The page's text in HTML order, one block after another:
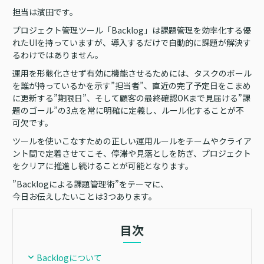
担当は濱田です。
プロジェクト管理ツール「Backlog」は課題管理を効率化する優
れたUIを持っていますが、導入するだけで自動的に課題が解決す
るわけではありません。
運用を形骸化させず有効に機能させるためには、タスクのボール
を誰が持っているかを示す”担当者”、直近の完了予定日をこまめ
に更新する”期限日”、そして顧客の最終確認OKまで見届ける”課
題のゴール”の3点を常に明確に定義し、ルール化することが不
可欠です。
ツールを使いこなすための正しい運用ルールをチームやクライア
ント間で定着させてこそ、停滞や見落としを防ぎ、プロジェクト
をクリアに推進し続けることが可能となります。
”Backlogによる課題管理術”をテーマに、
今日お伝えしたいことは3つあります。
目次
Backlogについて